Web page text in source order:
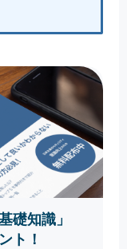
礎知識」
ト！